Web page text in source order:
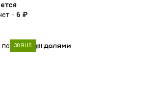
- 6 ₽
по 30 RUB